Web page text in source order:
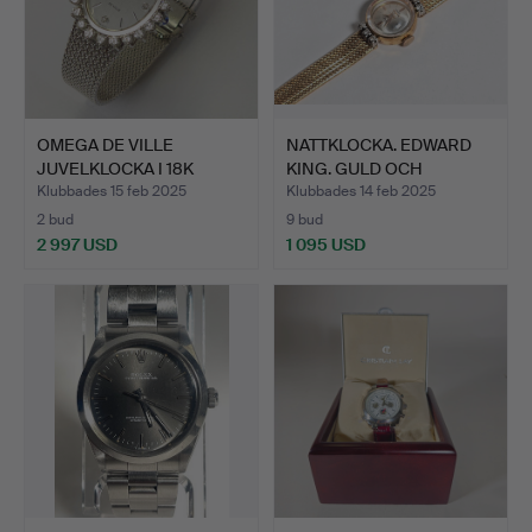
OMEGA DE VILLE
JUVELKLOCKA I 18K
VITGULD O…
Klubbades 15 feb 2025
2 bud
2 997 USD
NATTKLOCKA. EDWARD
KING. GULD OCH
DIAMANTE…
Klubbades 14 feb 2025
9 bud
1 095 USD